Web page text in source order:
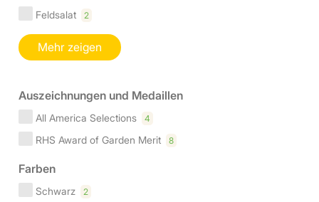
Feldsalat 2
Mehr zeigen
Auszeichnungen und Medaillen
All America Selections 4
RHS Award of Garden Merit 8
Farben
Schwarz 2